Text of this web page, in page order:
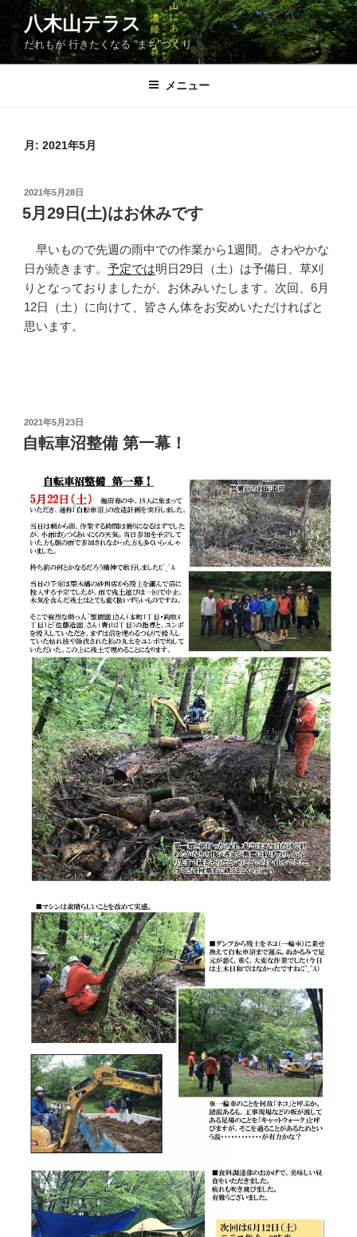
ン
八木山テラス
だれもが 行きたくなる “まち”づくり
メニュー
月: 2021年5月
投
稿
日:
2021年5月28日
5月29日(土)はお休みです
早いもので先週の雨中での作業から1週間。さわやかな
日が続きます。 予定では明日29日（土）は予備日、草刈
りとなっておりましたが、お休みいたします。次回、6月
12日（土）に向けて、皆さん体をお安めいただければと
思います。
投
稿
日:
2021年5月23日
自転車沼整備 第一幕！